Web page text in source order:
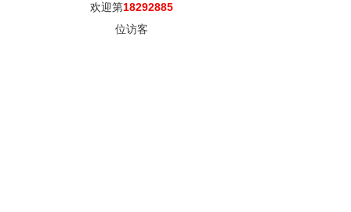
欢迎第18292885
位访客